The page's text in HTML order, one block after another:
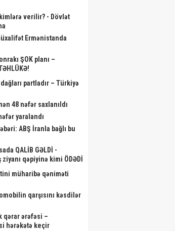
hərbi
- Fotolar
Kardioloq həmin səs yazısının ona
verilir? - Dövlət
Ermənistanda
ŞOK planı –
partladır – Türkiyə
48 nəfər saxlanıldı
yaralandı
ABŞ İranla bağlı bu
QALİB GƏLDİ -
qəpiyinə kimi ÖDƏDİ
müharibə qəniməti
qarşısını kəsdilər
qərar ərəfəsi –
hərəkətə keçir